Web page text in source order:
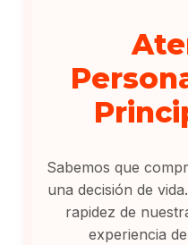
Sabemos que
una decisión de
rapidez de
experiencia